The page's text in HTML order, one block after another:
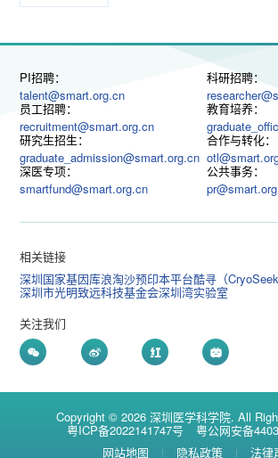
PI招聘：
talent@smart.org.cn
科研招聘：
员工招聘：
recruitment@smart.org.cn
教育培养：
研究生招生：
graduate_admission@smart.org.cn
合作与转化：
深医专项：
smartfund@smart.org.cn
公共事务：
相关链接
深圳国家基因库浪淘沙预印本平台酷寻（CryoSeek
深圳市光明致远科技基金会深圳湾实验室
关注我们
Copyright © 2026 深圳医学科学院. All
粤ICP备2022141747号
粤公网安备
网站地图
隐私政策 法律